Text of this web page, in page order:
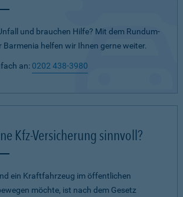
und brauchen Hilfe? Mit dem Rundum-
Barmenia helfen wir Ihnen gerne weiter.
an: 0202 438-3980
Kfz-Versicherung sinnvoll?
ein Kraftfahrzeug im öffentlichen
möchte, ist nach dem Gesetz